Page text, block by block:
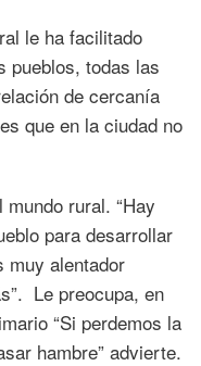
le ha facilitado
pueblos, todas las
de cercanía
que en la ciudad no
rural. “Hay
para desarrollar
muy alentador
Le preocupa, en
“Si perdemos la
hambre” advierte.